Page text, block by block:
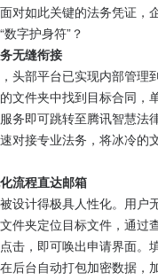
对如此关键的法务凭证，
字护身符”？
无缝衔接
头部平台已实现内部管理
文件夹中找到目标合同，
务即可跳转至腾讯智慧法
对接专业法务，将冰冷的
流程直达邮箱
设计得极具人性化。用户
件夹定位目标文件，通过
击，即可唤出申请界面。
后台自动打包加密数据，